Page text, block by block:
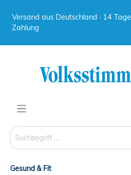
Versand aus Deutschland · 14
Zahlung
Gesund & Fit